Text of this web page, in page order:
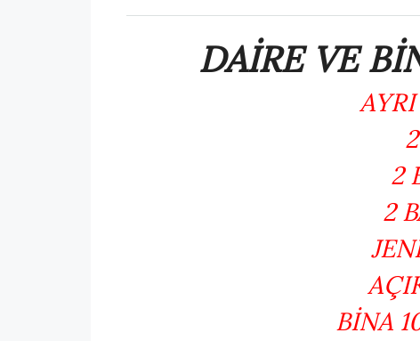
DAİRE VE
2
2
BİNA